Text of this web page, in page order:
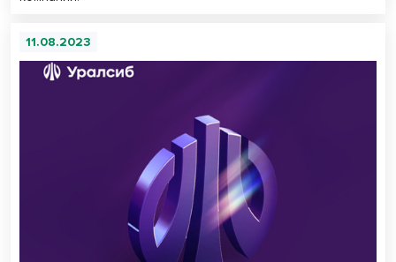
11.08.2023